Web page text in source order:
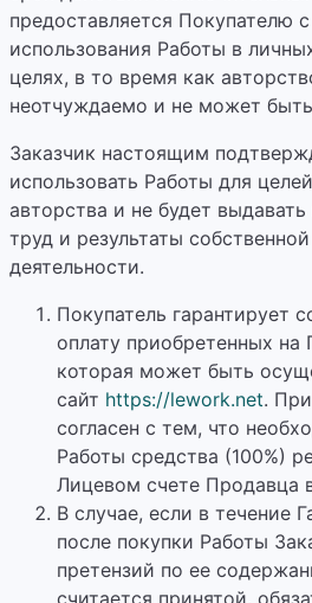
предоставляется Покупателю
использования Работы в
целях, в то время как
неотчуждаемо и не может
Заказчик настоящим
использовать Работы для
авторства и не будет
труд и результаты
деятельности.
Покупатель гарантирует
оплату приобретенных на
которая может быть
сайт https://lework.net.
согласен с тем, что
Работы средства (100%)
Лицевом счете Продавца
В случае, если в течение
после покупки Работы
претензий по ее